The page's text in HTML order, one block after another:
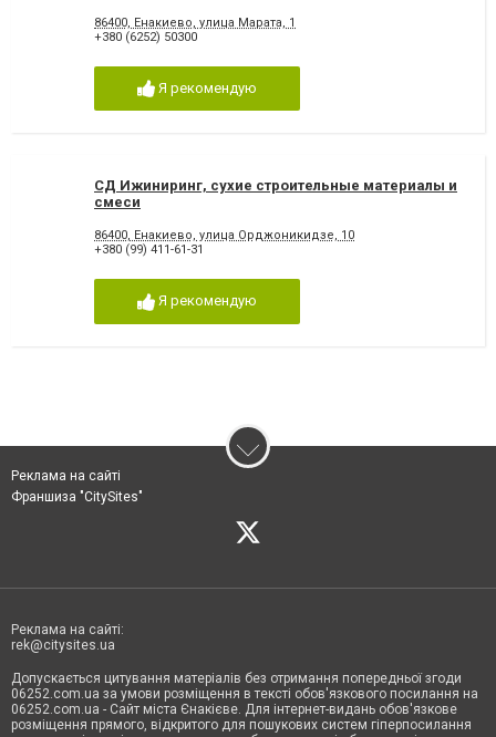
86400, Енакиево, улица Марата, 1
+380 (6252) 50300
Я рекомендую
СД Ижиниринг, сухие строительные материалы и
смеси
86400, Енакиево, улица Орджоникидзе, 10
+380 (99) 411-61-31
Я рекомендую
Реклама на сайті
Франшиза "CitySites"
Реклама на сайті:
rek@citysites.ua
Допускається цитування матеріалів без отримання попередньої згоди
06252.com.ua за умови розміщення в тексті обов'язкового посилання на
06252.com.ua - Сайт міста Єнакієве. Для інтернет-видань обов'язкове
розміщення прямого, відкритого для пошукових систем гіперпосилання